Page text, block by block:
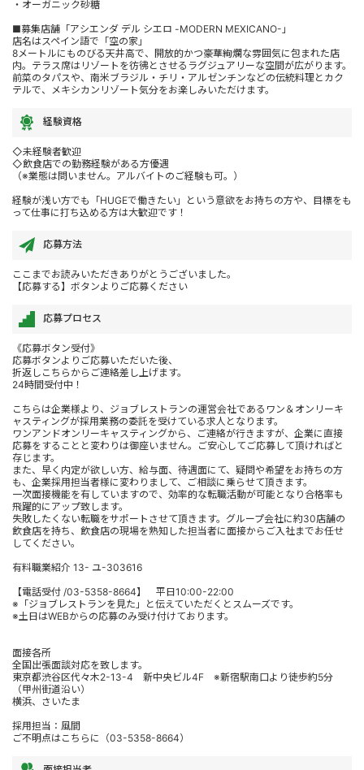
・オーガニック砂糖
■募集店舗「アシエンダ デル シエロ -MODERN MEXICANO-」
店名はスペイン語で「空の家」
8メートルにものびる天井高で、開放的かつ豪華絢爛な雰囲気に包まれた店
内。テラス席はリゾートを彷彿とさせるラグジュアリーな空間が広がります。
前菜のタパスや、南米ブラジル・チリ・アルゼンチンなどの伝統料理とカク
テルで、メキシカンリゾート気分をお楽しみいただけます。
経験資格
◇未経験者歓迎
◇飲食店での勤務経験がある方優遇
（※業態は問いません。アルバイトのご経験も可。）
経験が浅い方でも「HUGEで働きたい」という意欲をお持ちの方や、目標をも
って仕事に打ち込める方は大歓迎です！
応募方法
ここまでお読みいただきありがとうございました。
【応募する】ボタンよりご応募ください
応募プロセス
《応募ボタン受付》
応募ボタンよりご応募いただいた後、
折返しこちらからご連絡差し上げます。
24時間受付中！
こちらは企業様より、ジョブレストランの運営会社であるワン＆オンリーキ
ャスティングが採用業務の委託を受けている求人となります。
ワンアンドオンリーキャスティングから、ご連絡が行きますが、企業に直接
応募をすることと変わりは御座いません。ご安心してご応募して頂ければと
存じます。
また、早く内定が欲しい方、給与面、待遇面にて、疑問や希望をお持ちの方
も、企業採用担当者様に変わりまして、ご相談に乗らせて頂きます。
一次面接機能を有していますので、効率的な転職活動が可能となり合格率も
飛躍的にアップ致します。
失敗したくない転職をサポートさせて頂きます。グループ会社に約30店舗の
飲食店を持ち、飲食店の現場を熟知した担当者に面接からご入社までお任せ
してください。
有料職業紹介 13- ユ-303616
【電話受付 /03-5358-8664】 平日10:00-22:00
※「ジョブレストランを見た」と伝えていただくとスムーズです。
※土日はWEBからの応募のみ受け付けております。
面接各所
全国出張面談対応を致します。
東京都渋谷区代々木2-13-4 新中央ビル4F ※新宿駅南口より徒歩約5分
（甲州街道沿い）
横浜、さいたま
採用担当：風間
ご不明点はこちらに（03-5358-8664）